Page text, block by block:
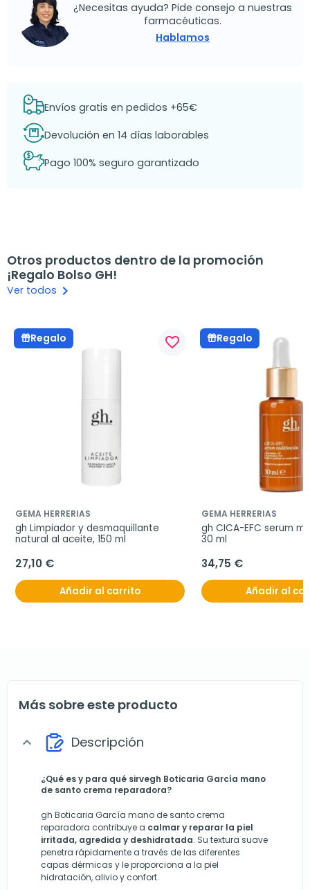
¿Necesitas ayuda? Pide consejo a nuestras
farmacéuticas.
Hablamos
Envíos gratis en pedidos +65€
Devolución en 14 días laborables
Pago 100% seguro garantizado
Otros productos dentro de la promoción
¡Regalo Bolso GH!
Ver todos keyboard_arrow_right
Regalo favorite_border
GEMA HERRERIAS
gh Limpiador y desmaquillante
natural al aceite, 150 ml
27,10 €
Añadir al carrito
Regalo
GEMA HERRERIAS
gh CICA-EFC serum
30 ml
34,75 €
Añadir al
Más sobre este producto
expand_more Descripción
¿Qué es y para qué sirvegh Boticaria García mano
de santo crema reparadora?
gh Boticaria García mano de santo crema
reparadora contribuye a calmar y reparar la piel
irritada, agredida y deshidratada. Su textura suave
penetra rápidamente a través de las diferentes
capas dérmicas y le proporciona a la piel
hidratación, alivio y confort.